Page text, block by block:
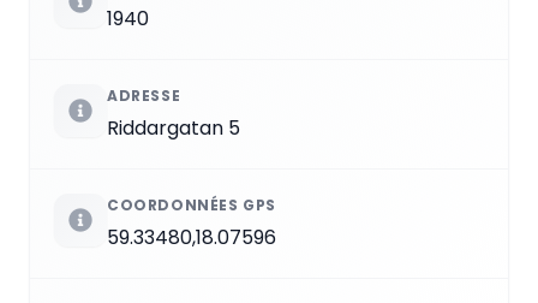
1940
ADRESSE
Riddargatan 5
COORDONNÉES GPS
59.33480,18.07596